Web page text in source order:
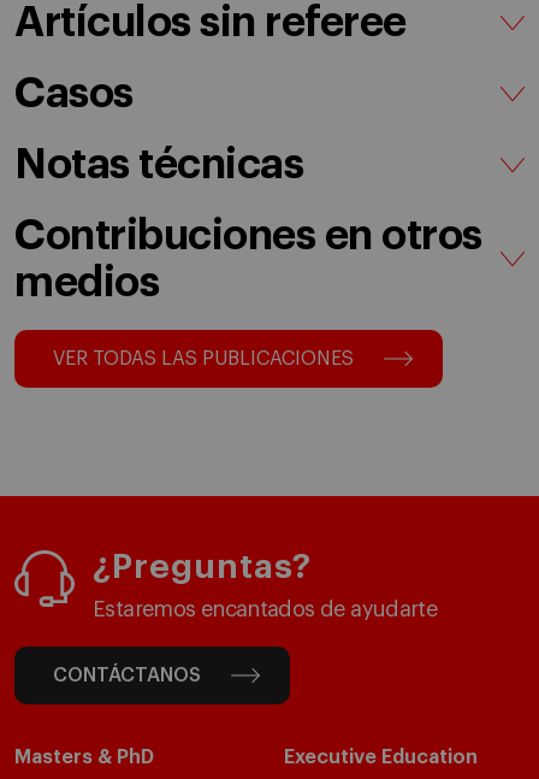
Artículos sin referee
Casos
Notas técnicas
Contribuciones en otros
medios
VER TODAS LAS PUBLICACIONES
¿Preguntas?
Estaremos encantados de ayudarte
CONTÁCTANOS
Masters & PhD Executive Education